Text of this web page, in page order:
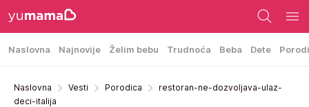
Naslovna Najnovije Želim bebu Trudnoća Beba Dete
Naslovna Vesti Porodica
restoran-ne-dozvoljava-ulaz-
deci-italija